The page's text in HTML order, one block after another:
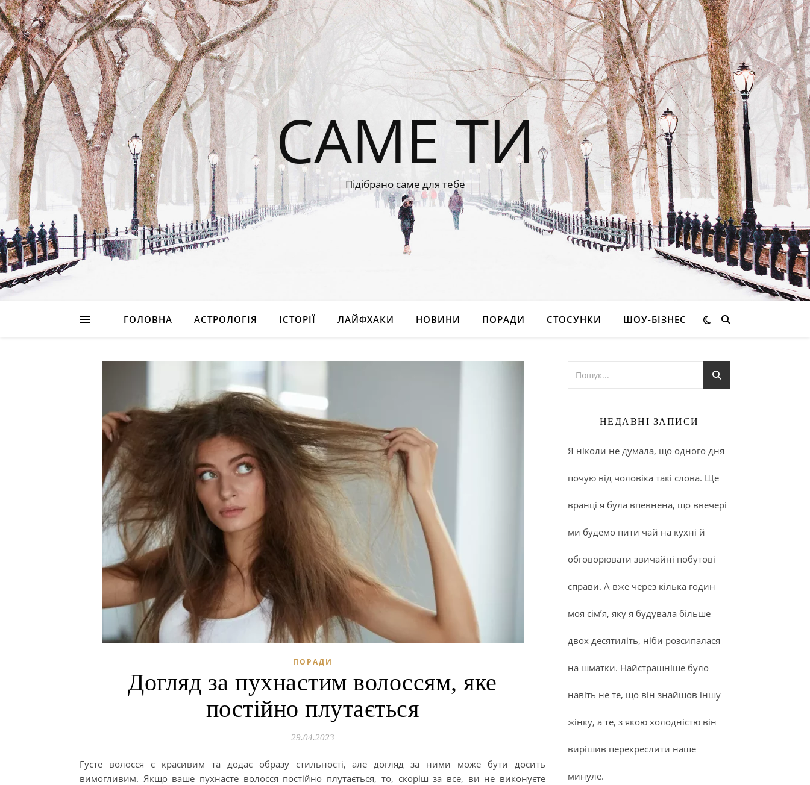
САМЕ ТИ
Підібрано саме для тебе
ГОЛОВНА АСТРОЛОГІЯ ІСТОРІЇ ЛАЙФХАКИ НОВИНИ ПОРАДИ СТОСУНКИ ШОУ-БІЗНЕС
ПОРАДИ
Догляд за пухнастим волоссям, яке
постійно плутається
29.04.2023
Густе волосся є красивим та додає образу стильності, але догляд за ними може бути досить
вимогливим. Якщо ваше пухнасте волосся постійно плутається, то, скоріш за все, ви не виконуєте
НЕДАВНІ ЗАПИСИ
Я ніколи не думала, що одного дня
почую від чоловіка такі слова. Ще
вранці я була впевнена, що ввечері
ми будемо пити чай на кухні й
обговорювати звичайні побутові
справи. А вже через кілька годин
моя сім’я, яку я будувала більше
двох десятиліть, ніби розсипалася
на шматки. Найстрашніше було
навіть не те, що він знайшов іншу
жінку, а те, з якою холодністю він
вирішив перекреслити наше
минуле.